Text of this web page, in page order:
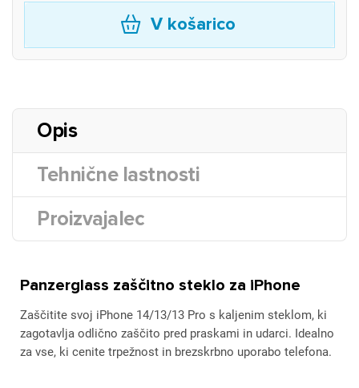
V košarico
Opis
Tehnične lastnosti
Proizvajalec
Panzerglass zaščitno steklo za iPhone
Zaščitite svoj iPhone 14/13/13 Pro s kaljenim steklom, ki
zagotavlja odlično zaščito pred praskami in udarci. Idealno
za vse, ki cenite trpežnost in brezskrbno uporabo telefona.